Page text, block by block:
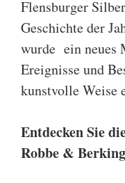
Flensburger
Geschichte der
wurde ein neues
Ereignisse und
kunstvolle Weise
Entdecken Sie
Robbe &